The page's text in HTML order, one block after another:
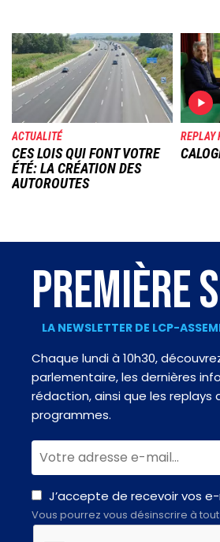
Image
ACTUALITÉ
CES LOIS QUI FONT VOTRE
ÉTÉ: LA CRÉATION DES
AUTOROUTES
REPLAY
PREMIÈRE
LA NEWSLETTER DE LCP-
Chaque lundi à 10h30,
parlementaire, les dernières
rédaction, ainsi que les replays
programmes.
J’accepte de recevoir vos
Vous pourrez vous désinscrire à